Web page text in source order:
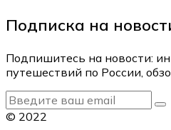
Подписка на
Подпишитесь на новости:
путешествий по России,
© 2022